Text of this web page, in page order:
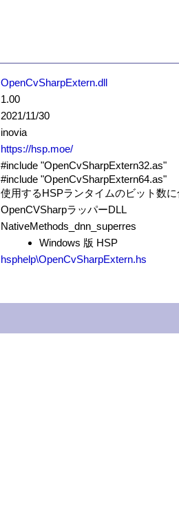
OpenCvSharpExtern.dll
1.00
2021/11/30
inovia
https://hsp.moe/
#include "OpenCvSharpExtern32.as"
#include "OpenCvSharpExtern64.as"
使用するHSPランタイムのビット数
OpenCVSharpラッパーDLL
NativeMethods_dnn_superres
Windows 版 HSP
hsphelp\OpenCvSharpExtern.hs